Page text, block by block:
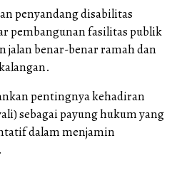
penyandang disabilitas
pembangunan fasilitas publik
jalan benar-benar ramah dan
pentingnya kehadiran
sebagai payung hukum yang
dalam menjamin